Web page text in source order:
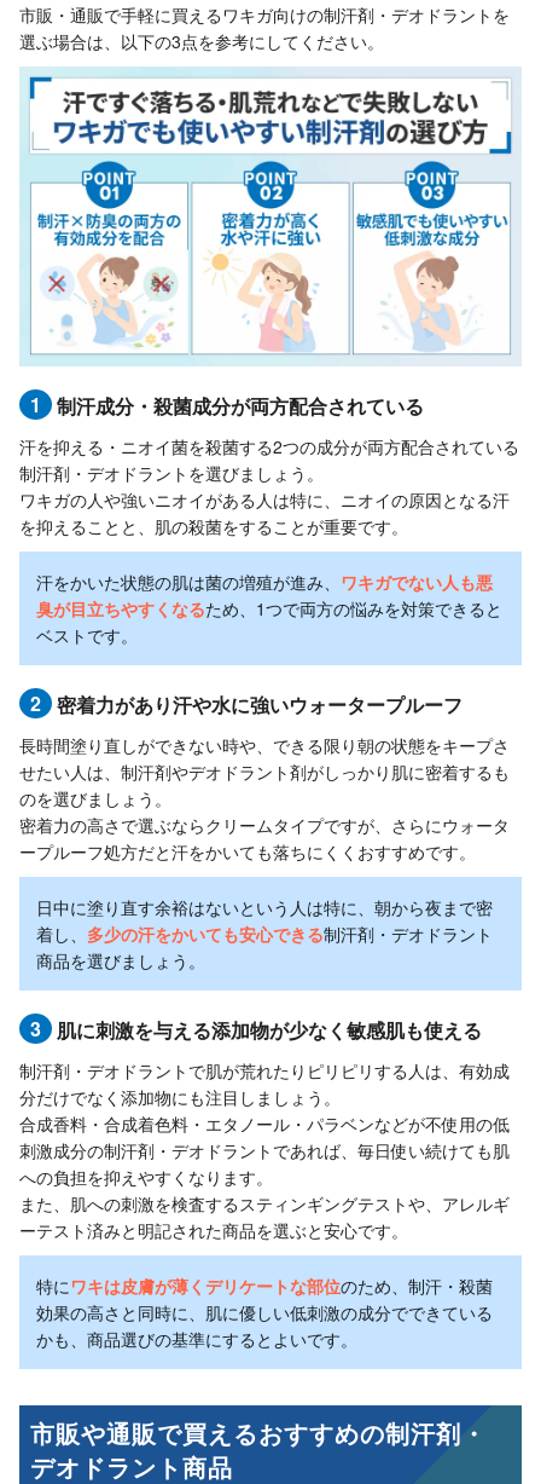
市販・通販で手軽に買えるワキガ向けの制汗剤・デオドラントを
選ぶ場合は、以下の3点を参考にしてください。
1 制汗成分・殺菌成分が両方配合されている
汗を抑える・ニオイ菌を殺菌する2つの成分が両方配合されている
制汗剤・デオドラントを選びましょう。
ワキガの人や強いニオイがある人は特に、ニオイの原因となる汗
を抑えることと、肌の殺菌をすることが重要です。
汗をかいた状態の肌は菌の増殖が進み、 ワキガでない人も悪
臭が目立ちやすくなるため、1つで両方の悩みを対策できると
ベストです。
2 密着力があり汗や水に強いウォータープルーフ
長時間塗り直しができない時や、できる限り朝の状態をキープさ
せたい人は、制汗剤やデオドラント剤がしっかり肌に密着するも
のを選びましょう。
密着力の高さで選ぶならクリームタイプですが、さらにウォータ
ープルーフ処方だと汗をかいても落ちにくくおすすめです。
日中に塗り直す余裕はないという人は特に、朝から夜まで密
着し、 多少の汗をかいても安心できる制汗剤・デオドラント
商品を選びましょう。
3 肌に刺激を与える添加物が少なく敏感肌も使える
制汗剤・デオドラントで肌が荒れたりピリピリする人は、有効成
分だけでなく添加物にも注目しましょう。
合成香料・合成着色料・エタノール・パラベンなどが不使用の低
刺激成分の制汗剤・デオドラントであれば、毎日使い続けても肌
への負担を抑えやすくなります。
また、肌への刺激を検査するスティンギングテストや、アレルギ
ーテスト済みと明記された商品を選ぶと安心です。
特に ワキは皮膚が薄くデリケートな部位のため、制汗・殺菌
効果の高さと同時に、肌に優しい低刺激の成分でできている
かも、商品選びの基準にするとよいです。
市販や通販で買えるおすすめの制汗剤・
デオドラント商品